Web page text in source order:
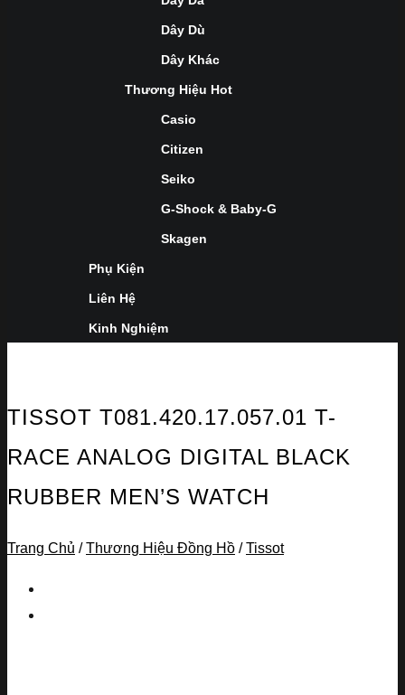
Dây Dù
Dây Khác
Thương Hiệu Hot
Casio
Citizen
Seiko
G-Shock & Baby-G
Skagen
Phụ Kiện
Liên Hệ
Kinh Nghiệm
TISSOT T081.420.17.057.01 T-
RACE ANALOG DIGITAL BLACK
RUBBER MEN’S WATCH
Trang Chủ / Thương Hiệu Đồng Hồ / Tissot